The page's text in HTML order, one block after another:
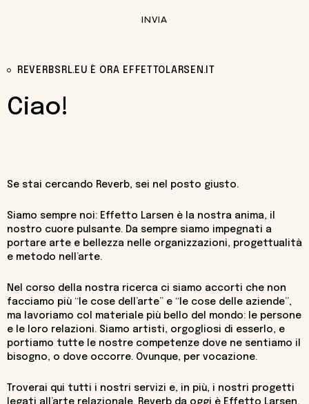
INVIA
REVERBSRL.EU È ORA EFFETTOLARSEN.IT
Ciao!
Se stai cercando Reverb, sei nel posto giusto.
Siamo sempre noi: Effetto Larsen è la nostra anima, il
nostro cuore pulsante. Da sempre siamo impegnati a
portare arte e bellezza nelle organizzazioni, progettualità
e metodo nell’arte.
Nel corso della nostra ricerca ci siamo accorti che non
facciamo più “le cose dell’arte” e “le cose delle aziende”,
ma lavoriamo col materiale più bello del mondo: le persone
e le loro relazioni. Siamo artisti, orgogliosi di esserlo, e
portiamo tutte le nostre competenze dove ne sentiamo il
bisogno, o dove occorre. Ovunque, per vocazione.
Troverai qui tutti i nostri servizi e, in più, i nostri progetti